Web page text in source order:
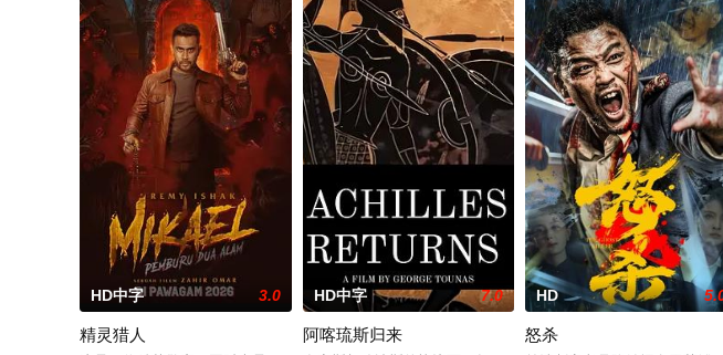
HD中字 3.0
精灵猎人
HD中字 7.0
阿喀琉斯归来
HD
怒杀